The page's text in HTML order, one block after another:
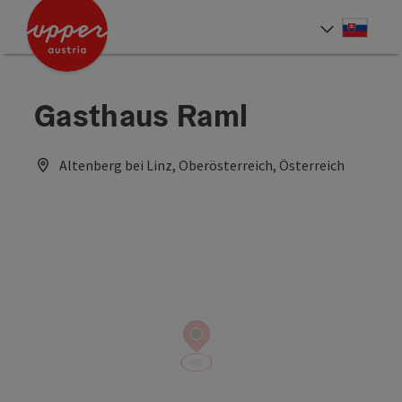
Accesskey
Accesskey
Gasthaus Raml
Altenberg bei Linz, Oberösterreich, Österreich